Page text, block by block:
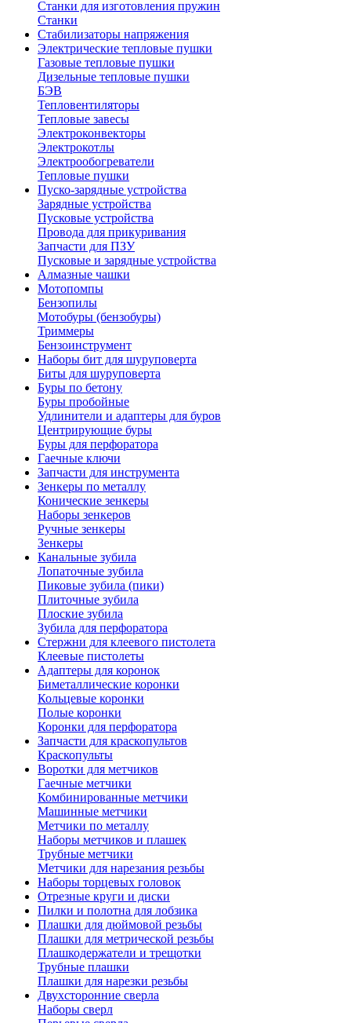
Станки для изготовления пружин
Станки
Стабилизаторы напряжения
Электрические тепловые пушки
Газовые тепловые пушки
Дизельные тепловые пушки
БЭВ
Тепловентиляторы
Тепловые завесы
Электроконвекторы
Электрокотлы
Электрообогреватели
Тепловые пушки
Пуско-зарядные устройства
Зарядные устройства
Пусковые устройства
Провода для прикуривания
Запчасти для ПЗУ
Пусковые и зарядные устройства
Алмазные чашки
Мотопомпы
Бензопилы
Мотобуры (бензобуры)
Триммеры
Бензоинструмент
Наборы бит для шуруповерта
Биты для шуруповерта
Буры по бетону
Буры пробойные
Удлинители и адаптеры для буров
Центрирующие буры
Буры для перфоратора
Гаечные ключи
Запчасти для инструмента
Зенкеры по металлу
Конические зенкеры
Наборы зенкеров
Ручные зенкеры
Зенкеры
Канальные зубила
Лопаточные зубила
Пиковые зубила (пики)
Плиточные зубила
Плоские зубила
Зубила для перфоратора
Стержни для клеевого пистолета
Клеевые пистолеты
Адаптеры для коронок
Биметаллические коронки
Кольцевые коронки
Полые коронки
Коронки для перфоратора
Запчасти для краскопультов
Краскопульты
Воротки для метчиков
Гаечные метчики
Комбинированные метчики
Машинные метчики
Метчики по металлу
Наборы метчиков и плашек
Трубные метчики
Метчики для нарезания резьбы
Наборы торцевых головок
Отрезные круги и диски
Пилки и полотна для лобзика
Плашки для дюймовой резьбы
Плашки для метрической резьбы
Плашкодержатели и трещотки
Трубные плашки
Плашки для нарезки резьбы
Двухсторонние сверла
Наборы сверл